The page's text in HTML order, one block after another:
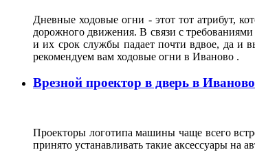
Дневные ходовые огни - этот тот атрибут,
дорожного движения. В связи с
и их срок службы падает почти вдвое, да и
рекомендуем вам ходовые огни в Иваново .
Врезной проектор в дверь в Иваново
Проекторы логотипа машины чаще всего
принято устанавливать такие аксессуары